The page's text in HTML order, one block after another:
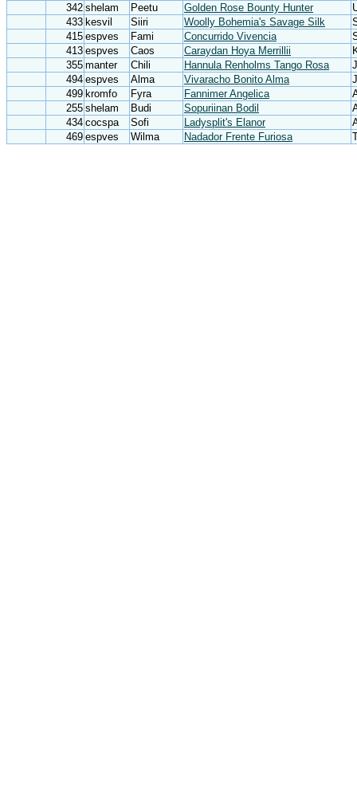
342 shelam Peetu Golden Rose Bounty Hunter
433 kesvil Siiri Woolly Bohemia's Savage Silk
415 espves Fami Concurrido Vivencia
413 espves Caos Caraydan Hoya Merrillii
355 manter Chili Hannula Renholms Tango Rosa
494 espves Alma Vivaracho Bonito Alma
499 kromfo Fyra Fannimer Angelica
255 shelam Budi Sopuriinan Bodil
434 cocspa Sofi Ladysplit's Elanor
469 espves Wilma Nadador Frente Furiosa